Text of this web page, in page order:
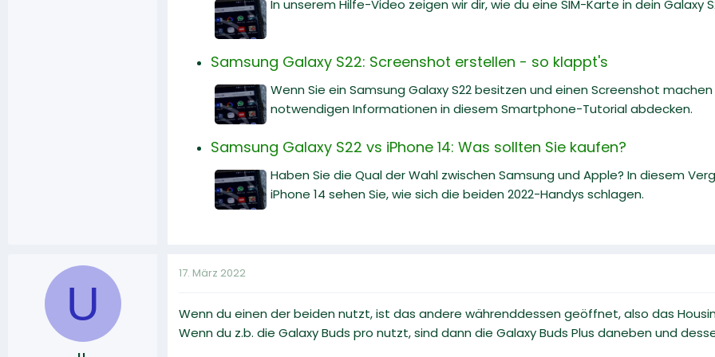
In unserem Hilfe-Video zeigen wir dir, wie du eine SIM-Karte in dein Galaxy
Samsung Galaxy S22: Screenshot erstellen - so klappt's
Wenn Sie ein Samsung Galaxy S22 besitzen und einen Screenshot
notwendigen Informationen in diesem Smartphone-Tutorial abdecken.
Samsung Galaxy S22 vs iPhone 14: Was sollten Sie kaufen?
Haben Sie die Qual der Wahl zwischen Samsung und Apple? In diesem
iPhone 14 sehen Sie, wie sich die beiden 2022-Handys schlagen.
U
17. März 2022
Wenn du einen der beiden nutzt, ist das andere währenddessen geöffnet, also das
Wenn du z.b. die Galaxy Buds pro nutzt, sind dann die Galaxy Buds Plus daneben und